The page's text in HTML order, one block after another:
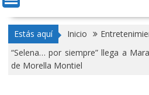
Estás aquí Inicio
“Selena… por siempre” llega a
de Morella Montiel